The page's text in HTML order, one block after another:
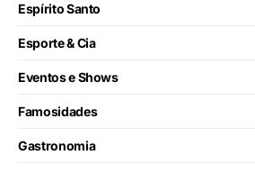
Espírito Santo
Esporte & Cia
Eventos e Shows
Famosidades
Gastronomia